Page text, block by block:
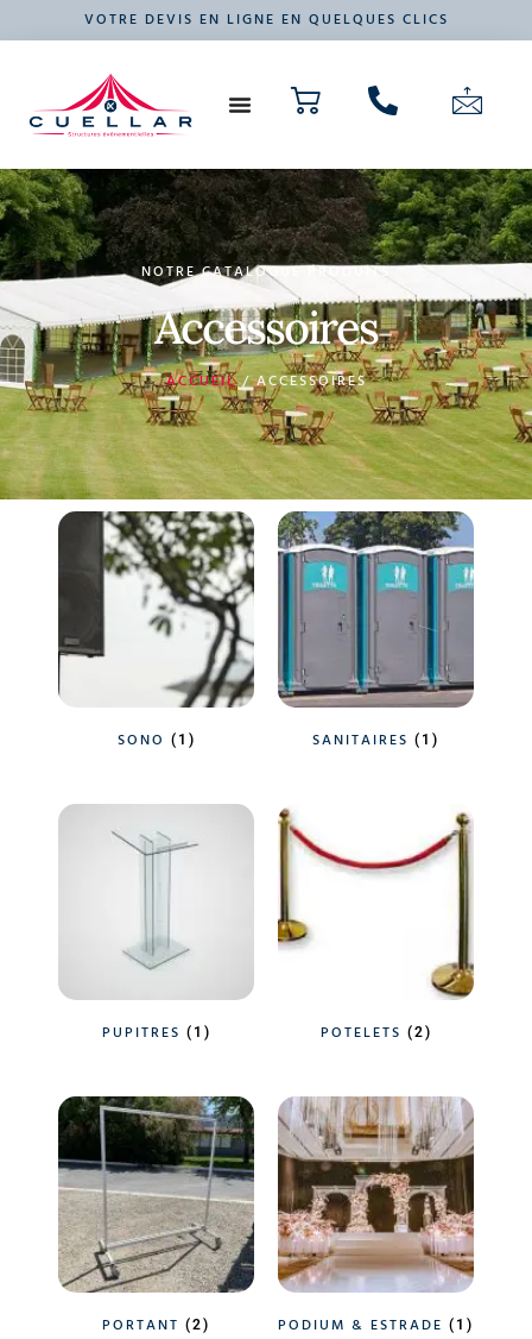
VOTRE DEVIS EN LIGNE EN QUELQUES CLICS
NOTRE CATALOGUE PRODUITS
Accessoires
ACCUEIL/ ACCESSOIRES
SONO (1) SANITAIRES (1)
PUPITRES (1) POTELETS (2)
PORTANT (2) PODIUM & ESTRADE (1)